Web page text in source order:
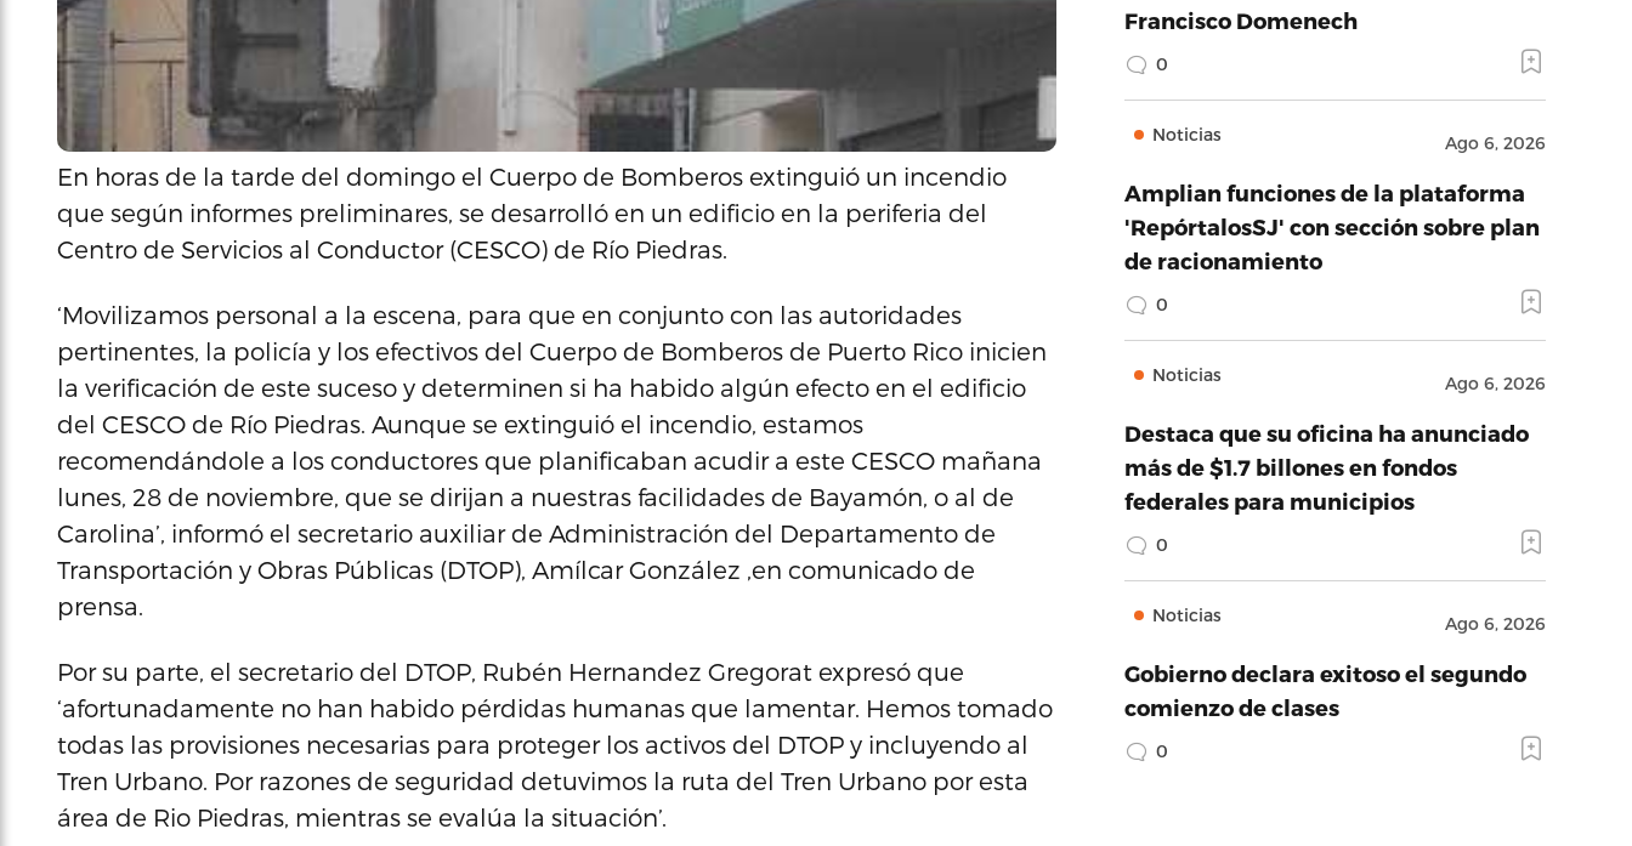
En horas de la tarde del domingo el Cuerpo de Bomberos extinguió un incendio
que según informes preliminares, se desarrolló en un edificio en la periferia del
Centro de Servicios al Conductor (CESCO) de Río Piedras.
‘Movilizamos personal a la escena, para que en conjunto con las autoridades
pertinentes, la policía y los efectivos del Cuerpo de Bomberos de Puerto Rico inicien
la verificación de este suceso y determinen si ha habido algún efecto en el edificio
del CESCO de Río Piedras. Aunque se extinguió el incendio, estamos
recomendándole a los conductores que planificaban acudir a este CESCO mañana
lunes, 28 de noviembre, que se dirijan a nuestras facilidades de Bayamón, o al de
Carolina’, informó el secretario auxiliar de Administración del Departamento de
Transportación y Obras Públicas (DTOP), Amílcar González ,en comunicado de
prensa.
Por su parte, el secretario del DTOP, Rubén Hernandez Gregorat expresó que
‘afortunadamente no han habido pérdidas humanas que lamentar. Hemos tomado
todas las provisiones necesarias para proteger los activos del DTOP y incluyendo al
Tren Urbano. Por razones de seguridad detuvimos la ruta del Tren Urbano por esta
área de Rio Piedras, mientras se evalúa la situación’.
Francisco Domenech
0
Noticias Ago 6, 2026
Amplian funciones de la plataforma
'RepórtalosSJ' con sección sobre plan
de racionamiento
0
Noticias Ago 6, 2026
Destaca que su oficina ha anunciado
más de $1.7 billones en fondos
federales para municipios
0
Noticias Ago 6, 2026
Gobierno declara exitoso el segundo
comienzo de clases
0